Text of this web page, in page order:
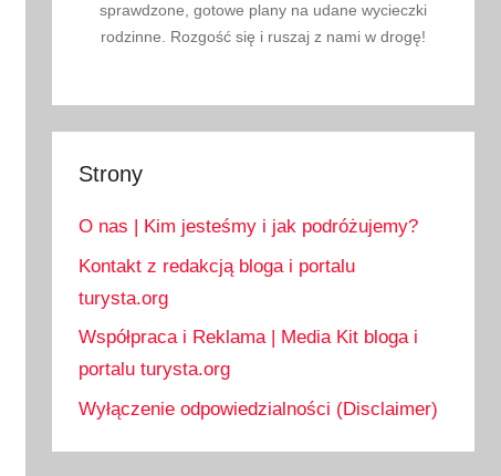
sprawdzone, gotowe plany na udane wycieczki
rodzinne. Rozgość się i ruszaj z nami w drogę!
Strony
O nas | Kim jesteśmy i jak podróżujemy?
Kontakt z redakcją bloga i portalu
turysta.org
Współpraca i Reklama | Media Kit bloga i
portalu turysta.org
Wyłączenie odpowiedzialności (Disclaimer)